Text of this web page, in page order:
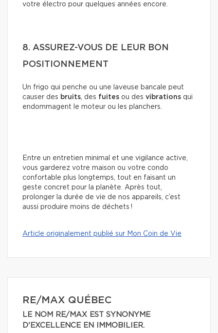
votre électro pour quelques années encore.
8. ASSUREZ-VOUS DE LEUR BON
POSITIONNEMENT
Un frigo qui penche ou une laveuse bancale peut
causer des bruits , des fuites ou des vibrations qui
endommagent le moteur ou les planchers.
Entre un entretien minimal et une vigilance active,
vous garderez votre maison ou votre condo
confortable plus longtemps, tout en faisant un
geste concret pour la planète. Après tout,
prolonger la durée de vie de nos appareils, c’est
aussi produire moins de déchets !
Article originalement publié sur Mon Coin de Vie
RE/MAX QUÉBEC
LE NOM RE/MAX EST SYNONYME
D'EXCELLENCE EN IMMOBILIER.